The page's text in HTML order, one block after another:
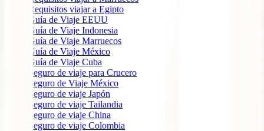
Requisitos viajar a Egipto
Guía de Viaje EEUU
Guía de Viaje Indonesia
Guía de Viaje Marruecos
Guía de Viaje México
Guía de Viaje Cuba
Seguro de viaje para Crucero
Seguro de Viaje México
Seguro de viaje Japón
Seguro de viaje Tailandia
Seguro de viaje China
Seguro de viaje Colombia